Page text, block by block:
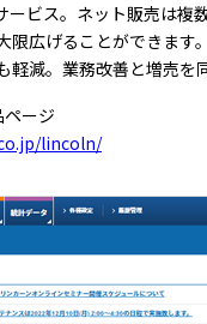
ービス。ネット販売は
限広げることができま
軽減。業務改善と増売を
ページ
lincoln/